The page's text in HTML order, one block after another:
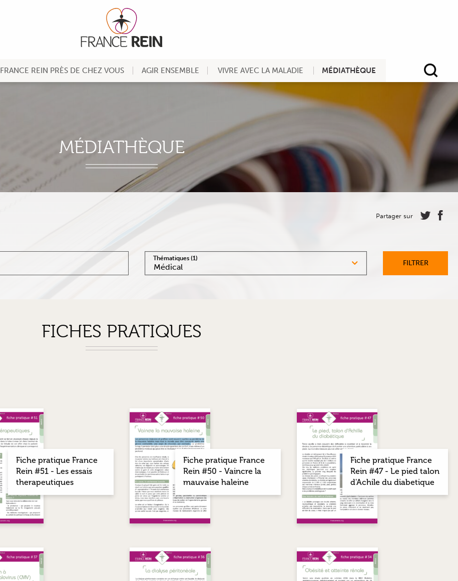
FRANCE REIN PRÈS DE CHEZ VOUS AGIR ENSEMBLE VIVRE AVEC LA MALADIE MÉDIATHÈQUE
MÉDIATHÈQUE
Partager sur
Médical
Thématiques(1)
FILTRER
FICHES PRATIQUES
Fiche pratique France
Rein #51 - Les essais
therapeutiques
Fiche pratique France
Rein #50 - Vaincre la
mauvaise haleine
Fiche pratique France
Rein #47 - Le pied talon
d'Achile du diabetique